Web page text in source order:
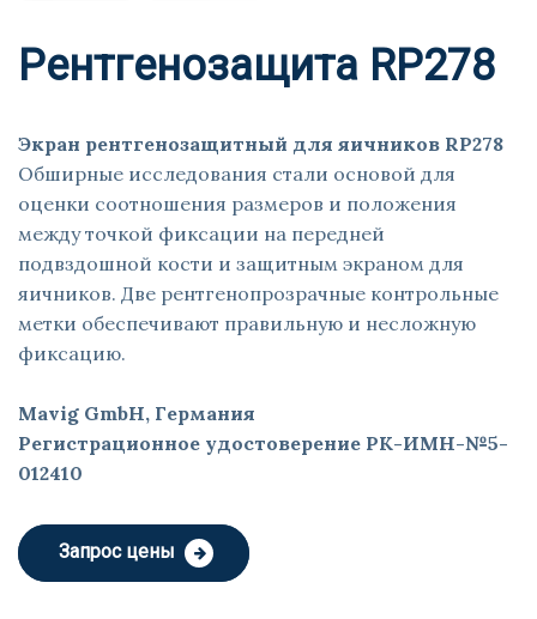
Рентгенозащита RP278
Экран рентгенозащитный для яичников RP278
Обширные исследования стали основой для
оценки соотношения размеров и положения
между точкой фиксации на передней
подвздошной кости и защитным экраном для
яичников. Две рентгенопрозрачные контрольные
метки обеспечивают правильную и несложную
фиксацию.
Mavig GmbH, Германия
Регистрационное удостоверение РК-ИМН-№5-
012410
Запрос цены